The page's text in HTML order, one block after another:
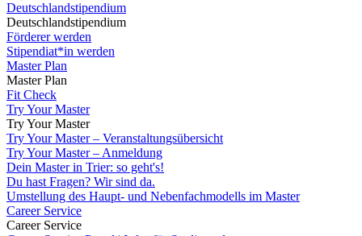
Deutschlandstipendium
Deutschlandstipendium
Förderer werden
Stipendiat*in werden
Master Plan
Master Plan
Fit Check
Try Your Master
Try Your Master
Try Your Master – Veranstaltungsübersicht
Try Your Master – Anmeldung
Dein Master in Trier: so geht's!
Du hast Fragen? Wir sind da.
Umstellung des Haupt- und Nebenfachmodells im Master
Career Service
Career Service